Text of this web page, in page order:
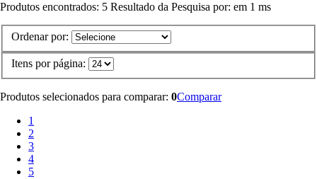
Produtos encontrados: 5 Resultado da Pesquisa por: em 1 ms
Ordenar por:
Itens por página:
Produtos selecionados para comparar: 0Comparar
1
2
3
4
5